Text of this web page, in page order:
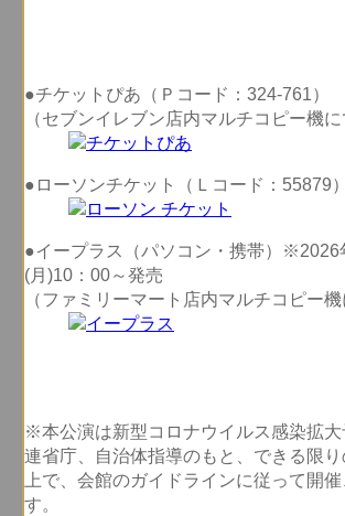
●チケットぴあ（Ｐコード：324-761）
（セブンイレブン店内マルチコピー機に
●ローソンチケット（Ｌコード：55879）
●イープラス（パソコン・携帯）※2026
(月)10：00～発売
（ファミリーマート店内マルチコピー機
※本公演は新型コロナウイルス感染拡大
連省庁、自治体指導のもと、できる限
上で、会館のガイドラインに従って開
す。